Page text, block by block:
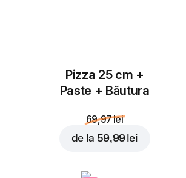
Pizza 25 cm +
Paste + Băutura
69,97 lei
de la 59,99 lei